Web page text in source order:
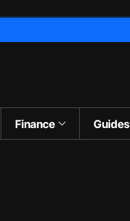
Finance Guides